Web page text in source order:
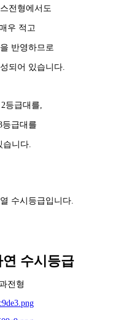
전형에서도
우 적고
반영하므로
되어 있습니다.
등급대를,
등급대를
습니다.
수시등급입니다.
수시등급
전형